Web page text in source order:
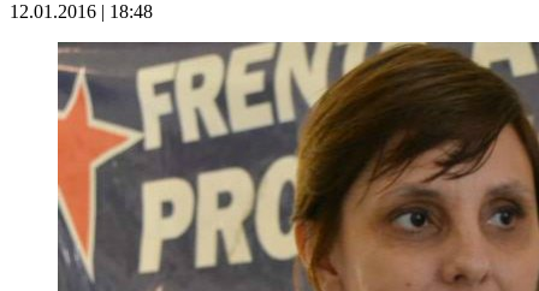
12.01.2016 | 18:48